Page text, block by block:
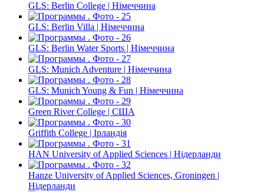
GLS: Berlin College | Німеччина
GLS: Berlin Villa | Німеччина
GLS: Berlin Water Sports | Німеччина
GLS: Munich Adventure | Німеччина
GLS: Munich Young & Fun | Німеччина
Green River College | США
Griffith College | Ірландія
HAN University of Applied Sciences | Нідерланди
Hanze University of Applied Sciences, Groningen |
Нідерланди